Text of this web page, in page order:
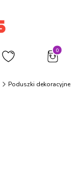
Poduszki dekoracyjne